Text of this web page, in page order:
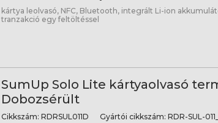
kártya leolvasó, NFC, Bluetooth, integrált Li-ion
tranzakció egy feltöltéssel
SumUp Solo Lite kártyaolvasó
Dobozsérült
Cikkszám: RDRSUL011D Gyártói cikkszám: RDR-SUL-